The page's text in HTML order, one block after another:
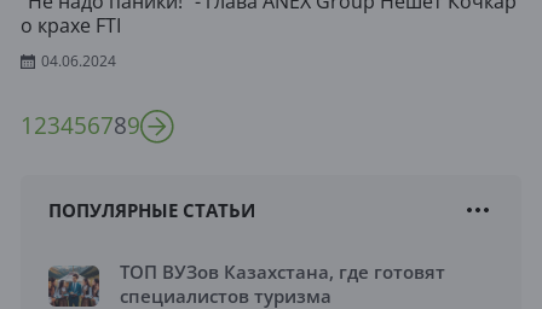
о крахе FTI
04.06.2024
123456789
ПОПУЛЯРНЫЕ СТАТЬИ
ТОП ВУЗов Казахстана, где готовят
специалистов туризма